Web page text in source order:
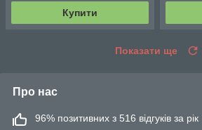
Купити
Показати ще
Про нас
96% позитивних з 516 відгуків за рік